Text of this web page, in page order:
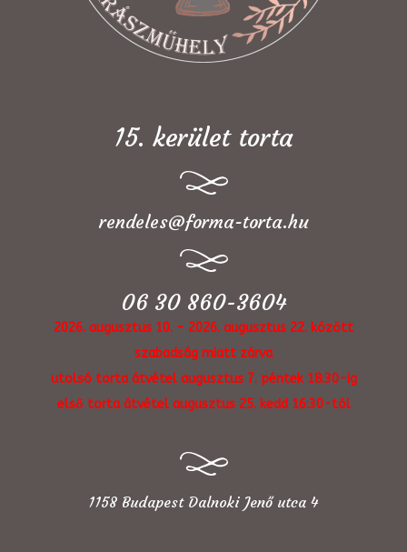
15. kerület torta
rendeles@forma-torta.hu
06 30 860-3604
2026. augusztus 10. - 2026. augusztus 22. között
szabadság miatt zárva
utolsó torta átvétel augusztus 7. péntek 18:30-ig
első torta átvétel augusztus 25. kedd 16:30-tól
1158 Budapest Dalnoki Jenő utca 4